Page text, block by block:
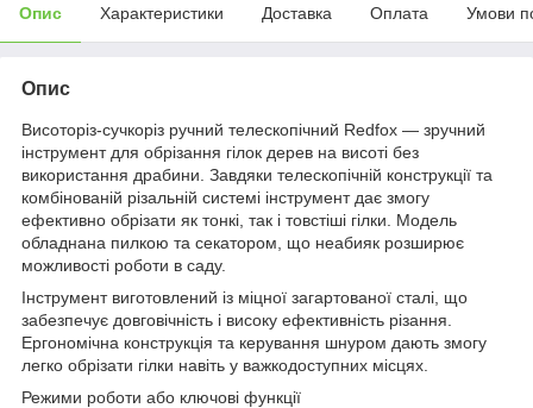
Опис Характеристики Доставка Оплата Умови
Опис
Висоторіз-сучкоріз ручний телескопічний Redfox — зручний
інструмент для обрізання гілок дерев на висоті без
використання драбини. Завдяки телескопічній конструкції та
комбінованій різальній системі інструмент дає змогу
ефективно обрізати як тонкі, так і товстіші гілки. Модель
обладнана пилкою та секатором, що неабияк розширює
можливості роботи в саду.
Інструмент виготовлений із міцної загартованої сталі, що
забезпечує довговічність і високу ефективність різання.
Ергономічна конструкція та керування шнуром дають змогу
легко обрізати гілки навіть у важкодоступних місцях.
Режими роботи або ключові функції